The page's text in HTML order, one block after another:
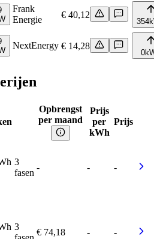
Frank
Energie
€ 40,12
354
NextEnergy € 14,28
0
Opbrengst
per maand
Prijs
per
kWh
Prijs
3
fasen
- - -
3
€ 74,18 - -